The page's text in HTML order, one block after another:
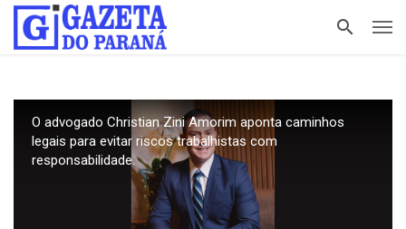
O advogado Christian Zini Amorim aponta caminhos
legais para evitar riscos trabalhistas com
responsabilidade.